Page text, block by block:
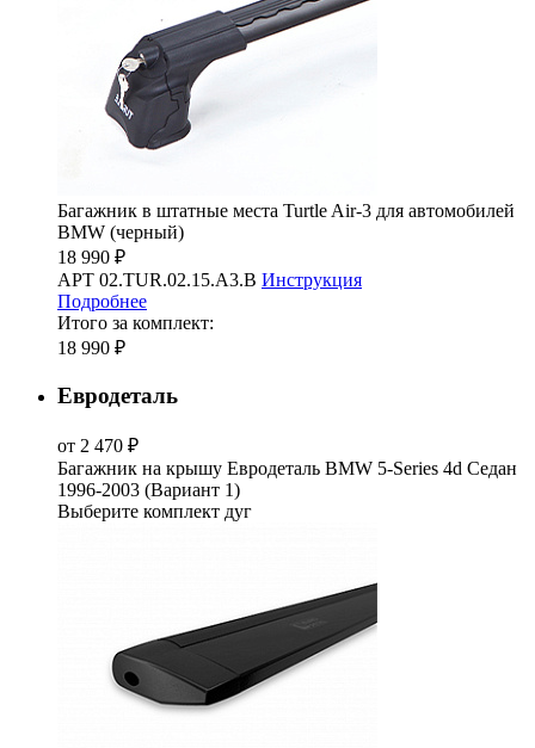
Багажник в штатные места Turtle Air-3 для автомобилей
BMW (черный)
18 990 ₽
АРТ 02.TUR.02.15.A3.B Инструкция
Подробнее
Итого за комплект:
18 990 ₽
Евродеталь
от 2 470 ₽
Багажник на крышу Евродеталь BMW 5-Series 4d Седан
1996-2003 (Вариант 1)
Выберите комплект дуг